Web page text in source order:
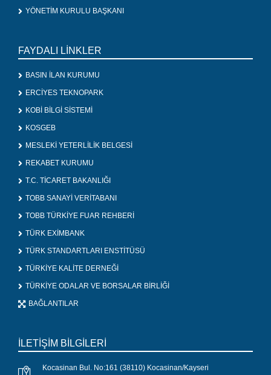
YÖNETİM KURULU BAŞKANI
FAYDALI LİNKLER
BASIN İLAN KURUMU
ERCİYES TEKNOPARK
KOBİ BİLGİ SİSTEMİ
KOSGEB
MESLEKİ YETERLİLİK BELGESİ
REKABET KURUMU
T.C. TİCARET BAKANLIĞI
TOBB SANAYİ VERİTABANI
TOBB TÜRKİYE FUAR REHBERİ
TÜRK EXİMBANK
TÜRK STANDARTLARI ENSTİTÜSÜ
TÜRKİYE KALİTE DERNEĞİ
TÜRKİYE ODALAR VE BORSALAR BİRLİĞİ
BAĞLANTILAR
İLETİŞİM BİLGİLERİ
Kocasinan Bul. No:161 (38110) Kocasinan/Kayseri